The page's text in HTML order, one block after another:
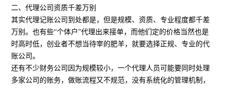
二、代理公司资质千差万别
其实代理记账公司到处都是，但是规模、资质、专业程度都千差
万别。也有些“个体户”代理出来接单，而他们定的价格当然也是
时高时低，创业者不想当待宰的肥羊，就要选择正规、专业的代
账公司。
还有不少财务公司因为规模较小，一个代理人员可能要同时处理
多家公司的账务，做账流程又不规范，没有系统化的管理机制，